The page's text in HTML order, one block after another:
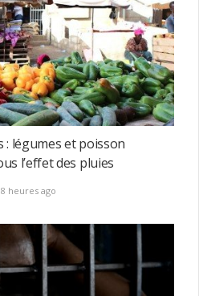
: légumes et poisson
l’effet des pluies
heures ago